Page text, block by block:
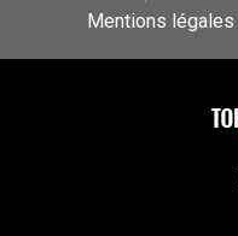
Mentions légales